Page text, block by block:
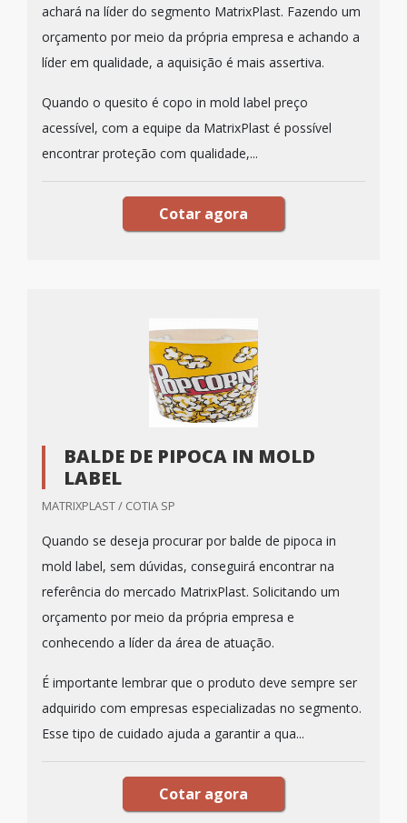
achará na líder do segmento MatrixPlast. Fazendo um
orçamento por meio da própria empresa e achando a
líder em qualidade, a aquisição é mais assertiva.
Quando o quesito é copo in mold label preço
acessível, com a equipe da MatrixPlast é possível
encontrar proteção com qualidade,...
Cotar agora
BALDE DE PIPOCA IN MOLD
LABEL
MATRIXPLAST / COTIA SP
Quando se deseja procurar por balde de pipoca in
mold label, sem dúvidas, conseguirá encontrar na
referência do mercado MatrixPlast. Solicitando um
orçamento por meio da própria empresa e
conhecendo a líder da área de atuação.
É importante lembrar que o produto deve sempre ser
adquirido com empresas especializadas no segmento.
Esse tipo de cuidado ajuda a garantir a qua...
Cotar agora